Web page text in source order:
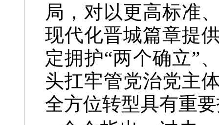
局，对以更高标准
现代化晋城篇章提
定拥护“两个确立”
头扛牢管党治党主
全方位转型具有重